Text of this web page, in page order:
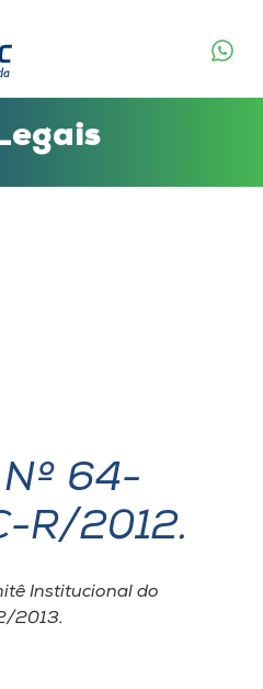
Nº 64-
R/2012.
Institucional do
2013.